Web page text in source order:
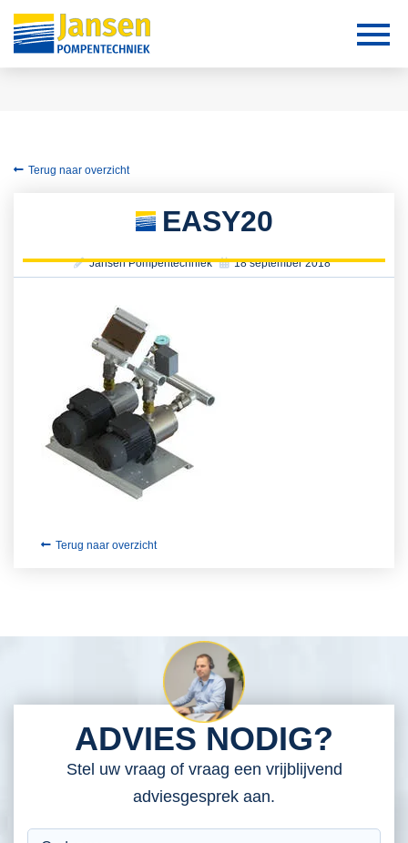
Terug naar overzicht
EASY20
Jansen Pompentechniek 18 september 2018
Terug naar overzicht
ADVIES NODIG?
Stel uw vraag of vraag een vrijblijvend
adviesgesprek aan.